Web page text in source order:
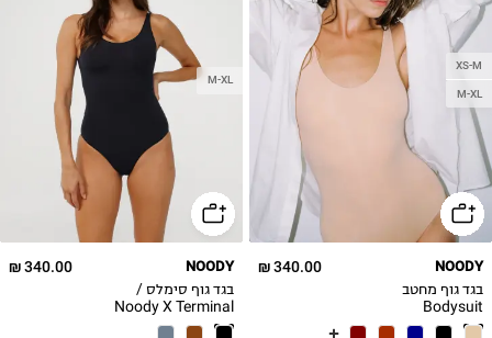
XS-M
M-XL
340.00 ₪ NOODY
בגד גוף מחטב
Bodysuit
M-XL
340.00 ₪ NOODY
בגד גוף סימלס /
Noody X Terminal
x